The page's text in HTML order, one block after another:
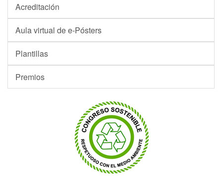
Acreditación
Aula virtual de e-Pósters
Plantillas
Premios